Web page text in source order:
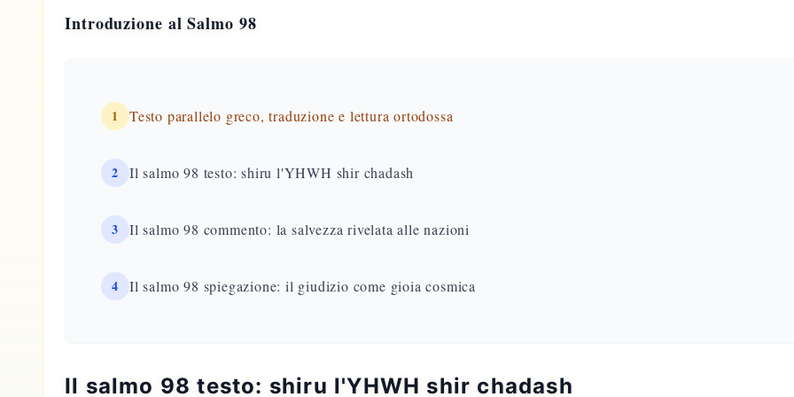
Introduzione al Salmo 98
1 Testo parallelo greco, traduzione e lettura ortodossa
2 Il salmo 98 testo: shiru l'YHWH shir chadash
3 Il salmo 98 commento: la salvezza rivelata alle nazioni
4 Il salmo 98 spiegazione: il giudizio come gioia cosmica
Il salmo 98 testo: shiru l'YHWH shir chadash